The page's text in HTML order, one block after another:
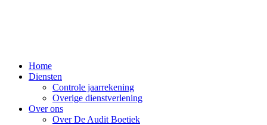
Home
Diensten
Controle jaarrekening
Overige dienstverlening
Over ons
Over De Audit Boetiek